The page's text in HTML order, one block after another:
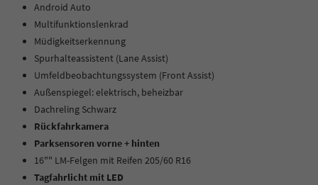
Android Auto
Multifunktionslenkrad
Müdigkeitserkennung
Spurhalteassistent (Lane Assist)
Umfeldbeobachtungssystem (Front Assist)
Außenspiegel: elektrisch, beheizbar
Dachreling Schwarz
Rückfahrkamera
Parksensoren vorne + hinten
16"" LM-Felgen mit Reifen 205/60 R16
Tagfahrlicht mit LED